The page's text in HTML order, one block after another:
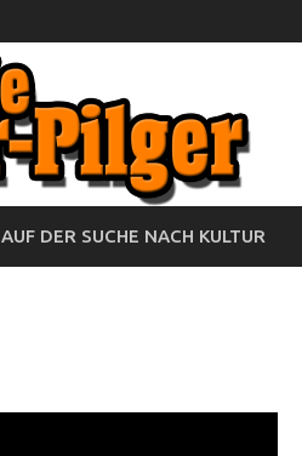
AUF DER SUCHE NACH KULTUR